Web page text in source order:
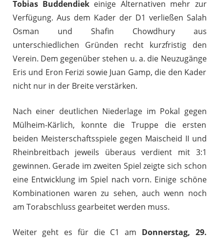
Tobias Buddendiekeinige Alternativen mehr zur
Verfügung. Aus dem Kader der D1 verließen Salah
Osman und Shafin Chowdhury aus
unterschiedlichen Gründen recht kurzfristig den
Verein. Dem gegenüber stehen u. a. die Neuzugänge
Eris und Eron Ferizi sowie Juan Gamp, die den Kader
nicht nur in der Breite verstärken.
Nach einer deutlichen Niederlage im Pokal gegen
Mülheim-Kärlich, konnte die Truppe die ersten
beiden Meisterschaftsspiele gegen Maischeid II und
Rheinbreitbach jeweils überaus verdient mit 3:1
gewinnen. Gerade im zweiten Spiel zeigte sich schon
eine Entwicklung im Spiel nach vorn. Einige schöne
Kombinationen waren zu sehen, auch wenn noch
am Torabschluss gearbeitet werden muss.
Weiter geht es für die C1 am Donnerstag, 29.